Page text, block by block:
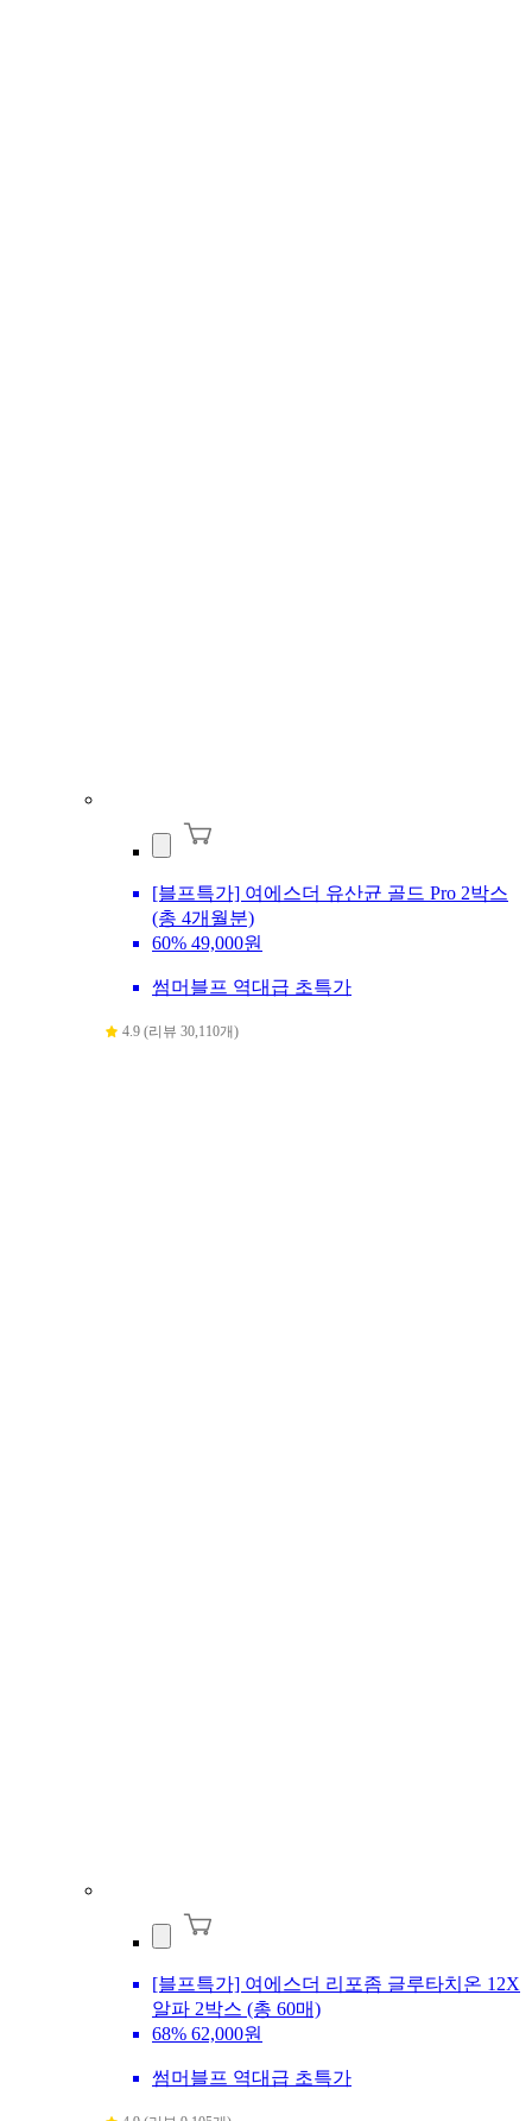
[블프특가] 여에스더 유산균 골드 Pro 2박스
(총 4개월분)
60% 49,000원
썸머블프 역대급 초특가
4.9 (리뷰 30,110개)
[블프특가] 여에스더 리포좀 글루타치온 12X
알파 2박스 (총 60매)
68% 62,000원
썸머블프 역대급 초특가